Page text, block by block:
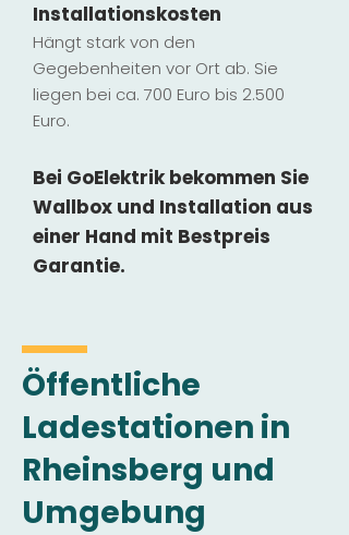
Installationskosten
Hängt stark von den
Gegebenheiten vor Ort ab. Sie
liegen bei ca. 700 Euro bis 2.500
Euro.
Bei GoElektrik bekommen Sie
Wallbox und Installation aus
einer Hand mit Bestpreis
Garantie.
Öffentliche
Ladestationen in
Rheinsberg und
Umgebung